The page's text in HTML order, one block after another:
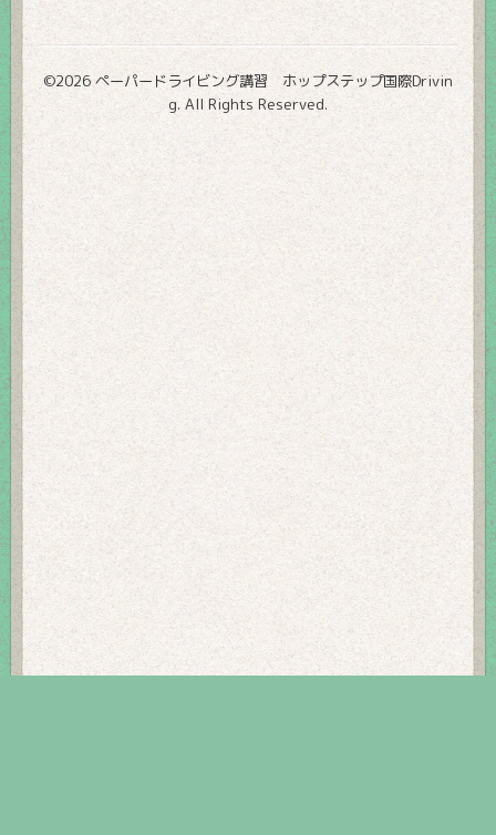
©2026 ペーパードライビング講習 ホップステップ国際Drivin
g. All Rights Reserved.